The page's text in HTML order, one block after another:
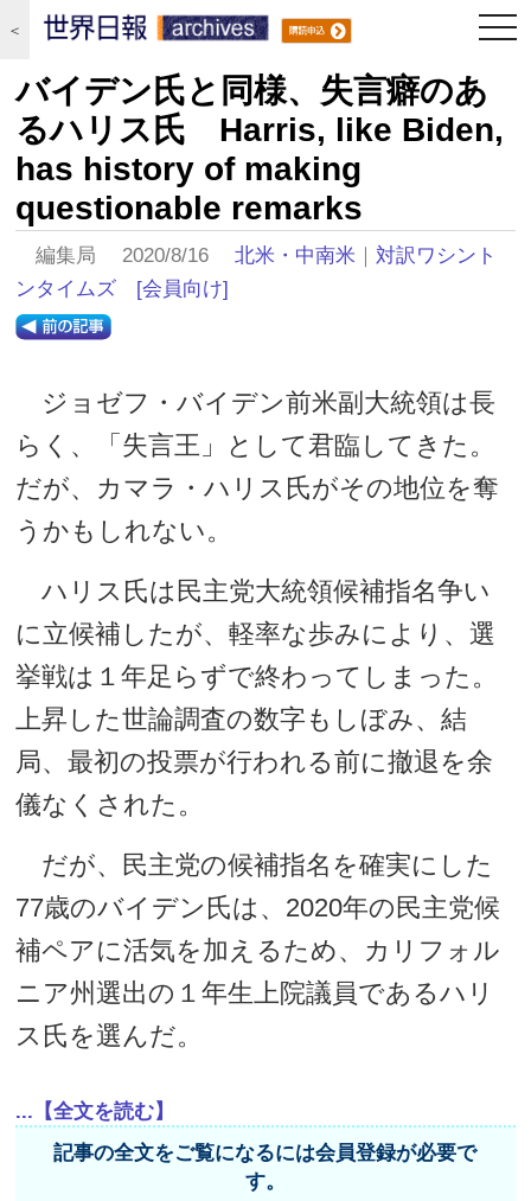
＜
バイデン氏と同様、失言癖のあ
るハリス氏 Harris, like Biden,
has history of making
questionable remarks
編集局 2020/8/16北米・中南米 ｜対訳ワシント
ンタイムズ
[会員向け]
ジョゼフ・バイデン前米副大統領は長
らく、「失言王」として君臨してきた。
だが、カマラ・ハリス氏がその地位を奪
うかもしれない。
ハリス氏は民主党大統領候補指名争い
に立候補したが、軽率な歩みにより、選
挙戦は１年足らずで終わってしまった。
上昇した世論調査の数字もしぼみ、結
局、最初の投票が行われる前に撤退を余
儀なくされた。
だが、民主党の候補指名を確実にした
77歳のバイデン氏は、2020年の民主党候
補ペアに活気を加えるため、カリフォル
ニア州選出の１年生上院議員であるハリ
ス氏を選んだ。
...【全文を読む】
記事の全文をご覧になるには会員登録が必要で
す。